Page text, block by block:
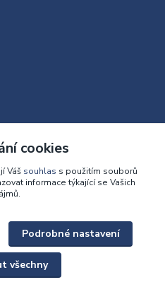
cookies.
cookies
Váš souhlas s použitím souborů
informace týkající se Vašich
Podrobné nastavení
všechny